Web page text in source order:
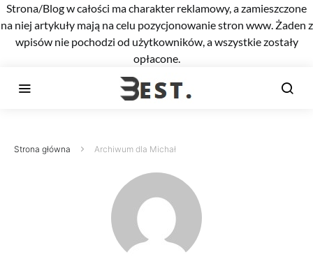
Strona/Blog w całości ma charakter reklamowy, a zamieszczone
na niej artykuły mają na celu pozycjonowanie stron www. Żaden z
wpisów nie pochodzi od użytkowników, a wszystkie zostały
opłacone.
Strona główna Archiwum dla Michał